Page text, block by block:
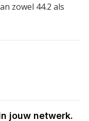
zowel 44.2 als
jouw netwerk.